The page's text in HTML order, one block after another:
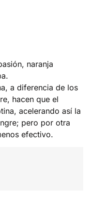
naranja
a diferencia de los
hacen que el
acelerando así la
pero por otra
efectivo.